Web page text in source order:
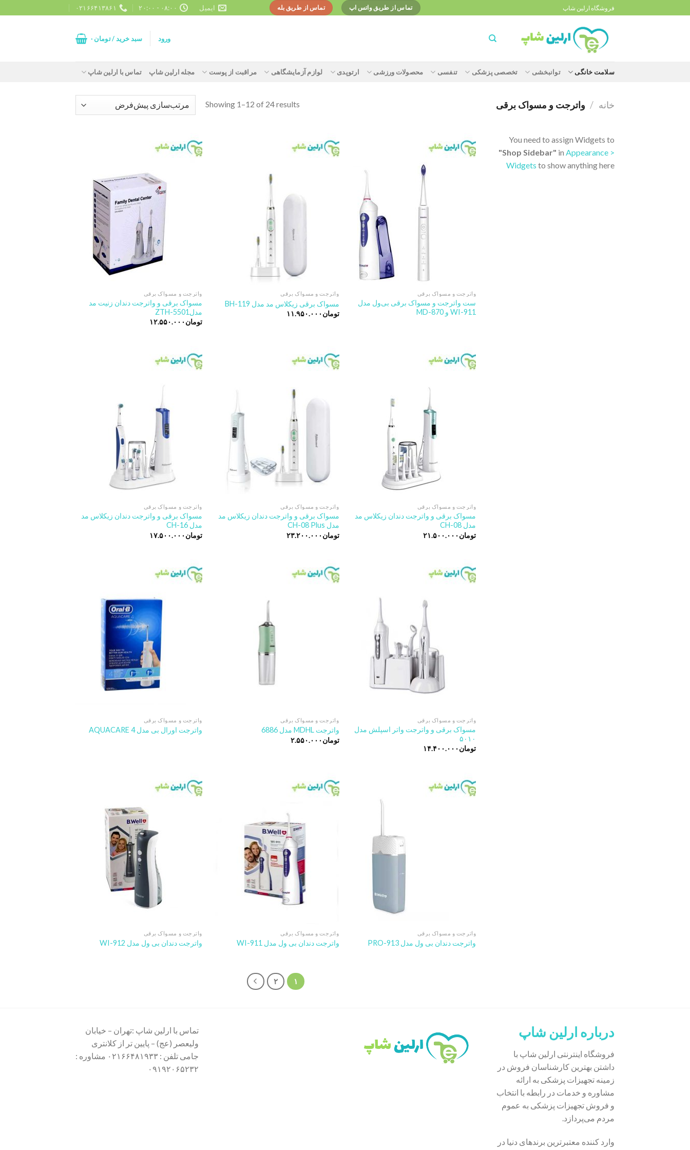
to
فروشگاه ارلین شاپ تماس از طریق واتس اپ تماس از طریق بله ایمیل ۰۸:۰۰ - ۲۰:۰۰ ۰۲۱۶۶۴۱۳۸۶۱
ورود سبد خرید /تومان ۰
سلامت خانگی توانبخشی تخصصی پزشکی تنفسی محصولات ورزشی ارتوپدی لوازم آزمایشگاهی مراقبت از پوست مجله ارلین شاپ تماس با ارلین شاپ
خانه / واترجت و مسواک برقی Showing 1–12 of 24 results
You need to assign Widgets to
"Shop Sidebar" in Appearance >
Widgets to show anything here
واترجت و مسواک برقی
ست واترجت و مسواک برقی بی‌ول مدل
WI-911 و MD-870
واترجت و مسواک برقی
مسواک برقی زیکلاس مد مدل BH-119
تومان۱۱.۹۵۰.۰۰۰
Add to
واترجت و مسواک برقی
مسواک برقی و واترجت دندان زنیت مد
مدلZTH-5501
تومان۱۲.۵۵۰.۰۰۰
واترجت و مسواک برقی
مسواک برقی و واترجت دندان زیکلاس مد
مدل CH-08
تومان۲۱.۵۰۰.۰۰۰
واترجت و مسواک برقی
مسواک برقی و واترجت دندان زیکلاس مد
مدل CH-08 Plus
تومان۲۳.۲۰۰.۰۰۰
واترجت و مسواک برقی
مسواک برقی و واترجت دندان زیکلاس مد
مدل CH-16
تومان۱۷.۵۰۰.۰۰۰
واترجت و مسواک برقی
مسواک برقی و واترجت واتر اسپلش مدل
۵۰۱۰
تومان۱۴.۴۰۰.۰۰۰
واترجت و مسواک برقی
واترجت MDHL مدل 6886
تومان۲.۵۵۰.۰۰۰
واترجت و مسواک برقی
واترجت اورال بی مدل AQUACARE 4
واترجت و مسواک برقی
واترجت دندان بی ول مدل PRO-913
واترجت و مسواک برقی
واترجت دندان بی ول مدل WI-911
واترجت و مسواک برقی
واترجت دندان بی ول مدل WI-912
۱ ۲
درباره ارلین شاپ
فروشگاه اینترنتی ارلین شاپ با
داشتن بهترین کارشناسان فروش در
زمینه تجهیزات پزشکی به ارائه
مشاوره و خدمات در رابطه با انتخاب
و فروش تجهیزات پزشکی به عموم
مردم می‌پردازد.
وارد کننده معتبرترین برندهای دنیا در
تماس با ارلین شاپ :تهران – خیابان
ولیعصر (عج) – پایین تر از کلانتری
جامی تلفن : ۰۲۱۶۶۴۸۱۹۳۳ مشاوره :
۰۹۱۹۲۰۶۵۲۳۲